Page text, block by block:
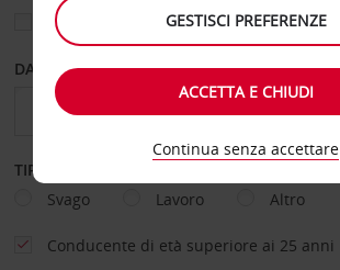
Scegli una località di riconsegna diversa
DAL GIORNO AL GIORNO
TIPOLOGIA DI NOLEGGIO
Svago
Lavoro Altro
Conducente di età superiore ai 25 anni
GESTISCI PREFERENZE
ACCETTA E CHIUDI
Continua senza accettare